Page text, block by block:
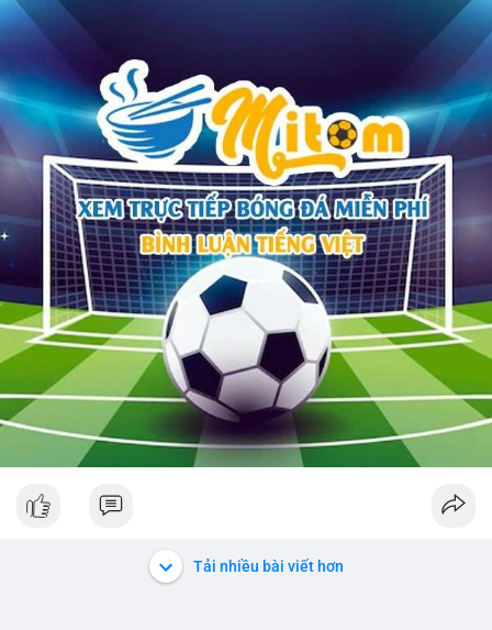
Tải nhiều bài viết hơn